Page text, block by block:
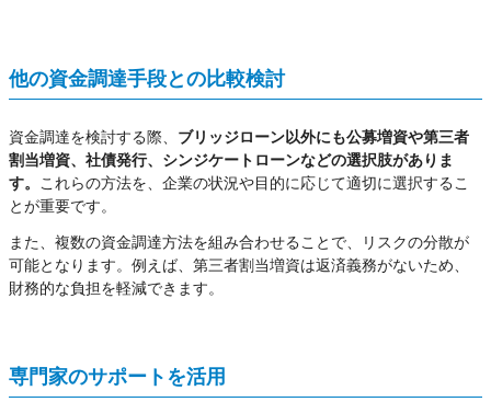
他の資金調達手段との比較検討
資金調達を検討する際、 ブリッジローン以外にも公募増資や第三者
割当増資、社債発行、シンジケートローンなどの選択肢がありま
す。
これらの方法を、企業の状況や目的に応じて適切に選択するこ
とが重要です。
また、複数の資金調達方法を組み合わせることで、リスクの分散が
可能となります。例えば、第三者割当増資は返済義務がないため、
財務的な負担を軽減できます。
専門家のサポートを活用